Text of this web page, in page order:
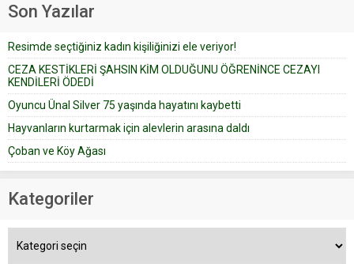
yapıştırdığı için düğünden...
Son Yazılar
Resimde seçtiğiniz kadın kişiliğinizi ele veriyor!
CEZA KESTİKLERİ ŞAHSIN KİM OLDUĞUNU ÖĞRENİNCE CEZAYI
KENDİLERİ ÖDEDİ
Oyuncu Ünal Silver 75 yaşında hayatını kaybetti
Hayvanların kurtarmak için alevlerin arasına daldı
Çoban ve Köy Ağası
Kategoriler